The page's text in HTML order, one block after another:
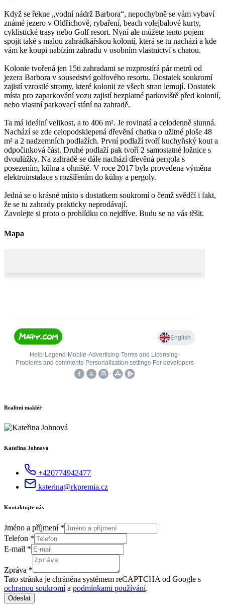
Když se řekne „vodní nádrž Barbora“, nepochybně se vám vybaví
známé jezero v Oldřichově, rybaření, beach volejbalové kurty,
cyklistické trasy nebo Golf resort. Nyní ale můžete tento pojem
spojit také s malou zahrádkářskou kolonií, která se tu nachází a kde
vám ke koupi nabízím zahradu v osobním vlastnictví s chatou.
Kolonie tvořená jen 15ti zahradami se rozprostírá pár metrů od
jezera Barbora v sousedství golfového resortu. Dostatek soukromí
zajistí vzrostlé stromy, které kolonii ze všech stran lemují. Dostatek
místa pro zaparkování vozu zajistí bezplatné parkoviště před kolonií,
nebo vlastní parkovací stání na zahradě.
Ta má ideální velikost, a to 406 m². Je rovinatá a celodenně slunná.
Nachází se zde celopodsklepená dřevěná chatka o užitné ploše 48
m² a 2 nadzemních podlažích. První podlaží tvoří kuchyňský kout a
odpočinková část. Druhé podlaží pak tvoří 2 samostatné ložnice s
dvoulůžky. Na zahradě se dále nachází dřevěná pergola s
posezením, kůlna a ohniště. V roce 2017 byla provedena výměna
elektroinstalace s rozšířením do kůlny a pergoly.
Jedná se o krásné místo s dostatkem soukromí o čemž svědčí i fakt,
že se tu zahrady prakticky neprodávají.
Zavolejte si proto o prohlídku co nejdříve. Budu se na vás těšit.
Mapa
Realitní makléř
Kateřina Johnová
+420774942477
katerina@rkpremia.cz
Kontaktujte nás
Jméno a příjmení *
Telefon *
E-mail *
Zpráva *
Tato stránka je chráněna systémem reCAPTCHA od Google s
ochranou soukromía podmínkami používání.
Odeslat